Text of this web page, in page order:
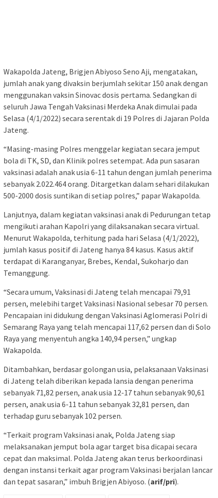
Wakapolda Jateng, Brigjen Abiyoso Seno Aji, mengatakan,
jumlah anak yang divaksin berjumlah sekitar 150 anak dengan
menggunakan vaksin Sinovac dosis pertama. Sedangkan di
seluruh Jawa Tengah Vaksinasi Merdeka Anak dimulai pada
Selasa (4/1/2022) secara serentak di 19 Polres di Jajaran Polda
Jateng.
“Masing-masing Polres menggelar kegiatan secara jemput
bola di TK, SD, dan Klinik polres setempat. Ada pun sasaran
vaksinasi adalah anak usia 6-11 tahun dengan jumlah penerima
sebanyak 2.022.464 orang. Ditargetkan dalam sehari dilakukan
500-2000 dosis suntikan di setiap polres,” papar Wakapolda.
Lanjutnya, dalam kegiatan vaksinasi anak di Pedurungan tetap
mengikuti arahan Kapolri yang dilaksanakan secara virtual.
Menurut Wakapolda, terhitung pada hari Selasa (4/1/2022),
jumlah kasus positif di Jateng hanya 84 kasus. Kasus aktif
terdapat di Karanganyar, Brebes, Kendal, Sukoharjo dan
Temanggung.
“Secara umum, Vaksinasi di Jateng telah mencapai 79,91
persen, melebihi target Vaksinasi Nasional sebesar 70 persen.
Pencapaian ini didukung dengan Vaksinasi Aglomerasi Polri di
Semarang Raya yang telah mencapai 117,62 persen dan di Solo
Raya yang menyentuh angka 140,94 persen,” ungkap
Wakapolda.
Ditambahkan, berdasar golongan usia, pelaksanaan Vaksinasi
di Jateng telah diberikan kepada lansia dengan penerima
sebanyak 71,82 persen, anak usia 12-17 tahun sebanyak 90,61
persen, anak usia 6-11 tahun sebanyak 32,81 persen, dan
terhadap guru sebanyak 102 persen.
“Terkait program Vaksinasi anak, Polda Jateng siap
melaksanakan jemput bola agar target bisa dicapai secara
cepat dan maksimal. Polda Jateng akan terus berkoordinasi
dengan instansi terkait agar program Vaksinasi berjalan lancar
dan tepat sasaran,” imbuh Brigjen Abiyoso. (arif/pri).